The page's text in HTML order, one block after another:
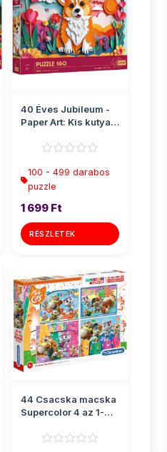
40 Éves Jubileum -
Paper Art: Kis kutya
100 - 499 darabos
puzzle
1 699 Ft
RÉSZLETEK
44 Csacska macska
Supercolor 4 az 1-
Clementoni